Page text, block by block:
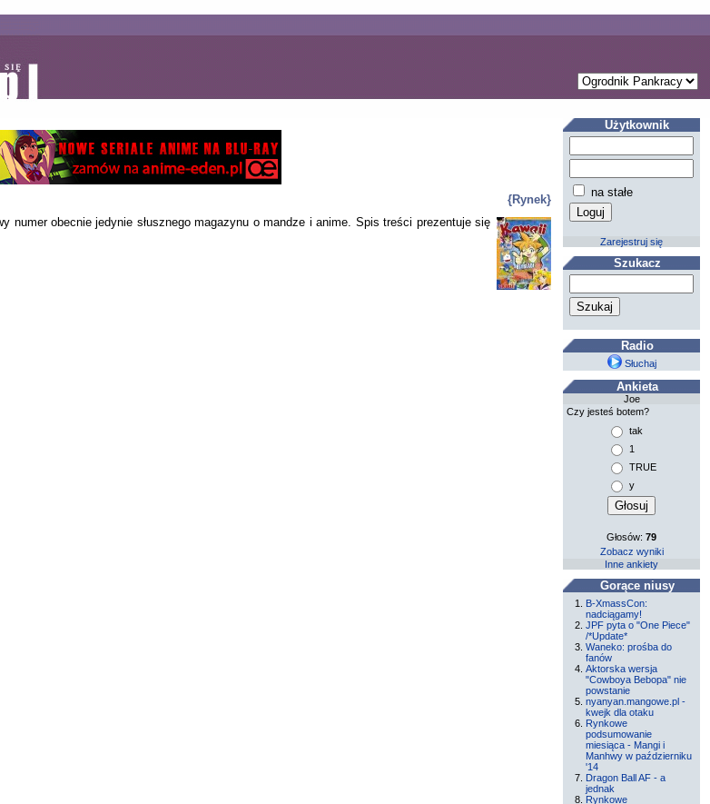
{Rynek}
obecnie jedynie słusznego magazynu o mandze i anime. Spis treści prezentuje się
Użytkownik
na stałe
Zarejestruj się
Szukacz
Radio
Słuchaj
Ankieta
Joe
Czy jesteś botem?
tak
1
TRUE
y
Głosów:79
Zobacz wyniki
Inne ankiety
Gorące niusy
B-XmassCon:
nadciągamy!
JPF pyta o "One Piece"
/*Update*
Waneko: prośba do
fanów
Aktorska wersja
"Cowboya Bebopa" nie
powstanie
nyanyan.mangowe.pl -
kwejk dla otaku
Rynkowe
podsumowanie
miesiąca - Mangi i
Manhwy w październiku
'14
Dragon Ball AF - a
jednak
Rynkowe